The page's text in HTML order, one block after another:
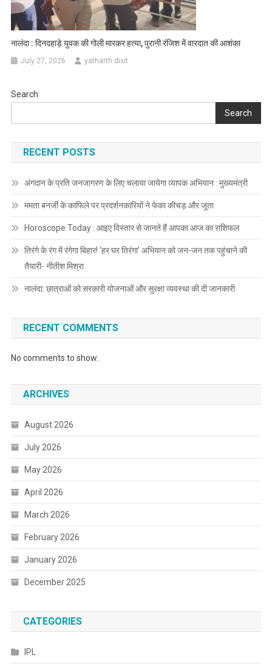
नालंदा : दिनदहाड़े युवक की गोली मारकर हत्या, पुरानी रंजिश में वारदात की आशंका
July 27, 2026 yatharth dixit
Search
Search
RECENT POSTS
अंगदान के प्रति जनजागरण के लिए चलाया जायेगा व्यापक अभियान : मुख्यमंत्री
ममता बनर्जी के काफिले पर प्रदर्शनकारियों ने फेका कीचड़ और जूता
Horoscope Today : आइए विस्तार से जानते हैं आपका आज का राशिफल
तिरंगे के रंग में रंगेगा बिहार! ‘हर घर तिरंगा’ अभियान को जन-जन तक पहुंचाने की
तैयारी- नीतीश मिश्रा
नालंदा: छात्राओं को सरकारी योजनाओं और सुरक्षा व्यवस्था की दी जानकारी
RECENT COMMENTS
No comments to show.
ARCHIVES
August 2026
July 2026
May 2026
April 2026
March 2026
February 2026
January 2026
December 2025
CATEGORIES
IPL